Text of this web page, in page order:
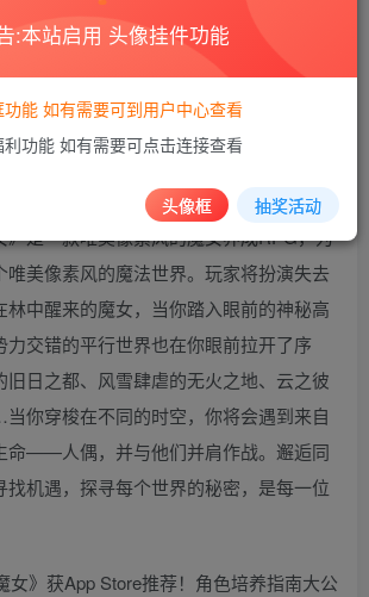
来看看吧。
》是一款唯美像素风的魔女养成RPG，为
唯美像素风的魔法世界。玩家将扮演失去
林中醒来的魔女，当你踏入眼前的神秘高
力交错的平行世界也在你眼前拉开了序
旧日之都、风雪肆虐的无火之地、云之彼
你穿梭在不同的时空，你将会遇到来自
命——人偶，并与他们并肩作战。邂逅同
找机遇，探寻每个世界的秘密，是每一位
:本站启用 头像挂件功能
能 如有需要可到用户中心查看
功能 如有需要可点击连接查看
头像框 抽奖活动